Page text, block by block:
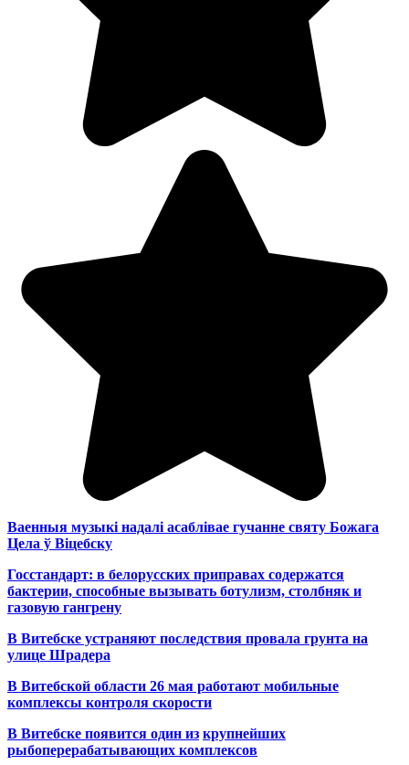
Ваенныя музыкі надалі асаблівае гучанне святу Божага
Цела ў Віцебску
Госстандарт: в белорусских приправах содержатся
бактерии, способные вызывать ботулизм, столбняк и
газовую гангрену
В Витебске устраняют последствия провала грунта на
улице Шрадера
В Витебской области 26 мая работают мобильные
комплексы контроля скорости
В Витебске появится один из крупнейших
рыбоперерабатывающих комплексов